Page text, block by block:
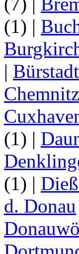
(1) |
| Bürstadt
Chemnitz
(1) |
(1) |
d. Donau